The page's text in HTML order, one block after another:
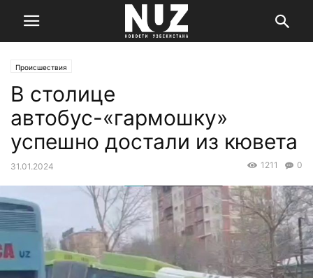
Происшествия
В столице
автобус-«гармошку»
успешно достали из кювета
31.01.2024 0
1211